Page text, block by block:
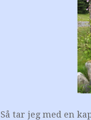
Så tar jeg med en